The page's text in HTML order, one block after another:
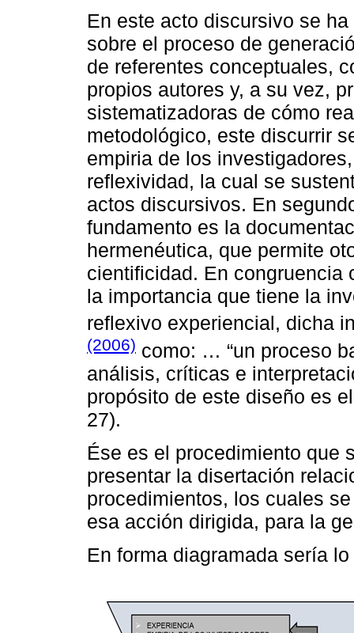
En este acto discursivo se
sobre el proceso de
de referentes conceptuales,
propios autores y, a su vez,
sistematizadoras de cómo
metodológico, este discurrir
empiria de los
reflexividad, la cual se
actos discursivos. En
fundamento es la
hermenéutica, que permite
cientificidad. En congruencia
la importancia que tiene la
reflexivo experiencial, dicha
(2006) como: … “un proceso
análisis, críticas e
propósito de este diseño es
27).
Ése es el procedimiento que
presentar la disertación
procedimientos, los cuales
esa acción dirigida, para la
En forma diagramada sería